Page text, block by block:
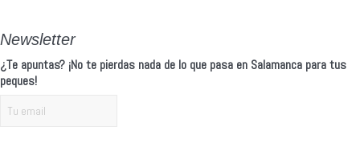
Newsletter
¿Te apuntas? ¡No te pierdas nada de lo que pasa en Salamanca para tus
peques!